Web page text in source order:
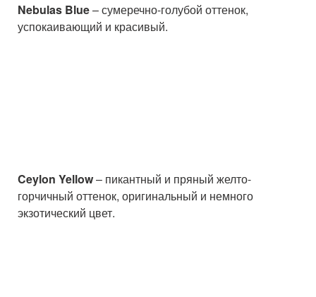
Nebulas Blue– сумеречно-голубой оттенок,
успокаивающий и красивый.
Ceylon Yellow– пикантный и пряный желто-
горчичный оттенок, оригинальный и немного
экзотический цвет.